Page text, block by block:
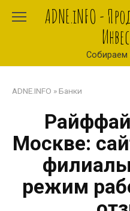
ADNE.iNFO -
Собираем
ADNE.INFO »Банки
Москве:
режим